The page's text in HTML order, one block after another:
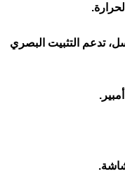
بدقة 108 ميجابكسل، تدعم التثبيت البصري